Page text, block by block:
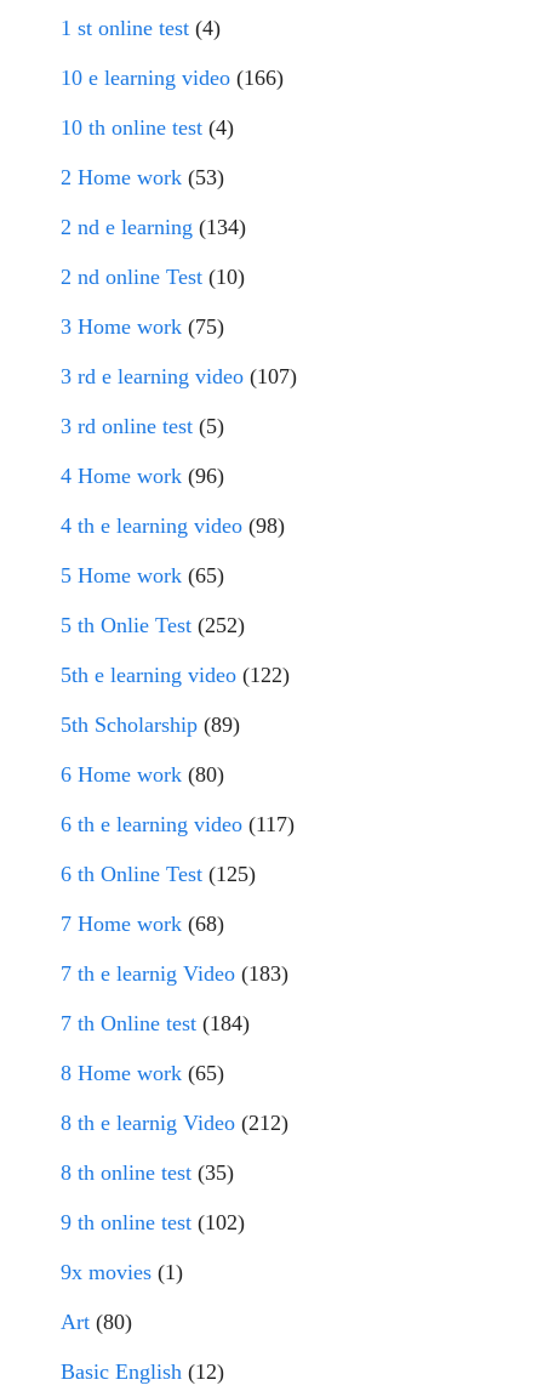
1 st online test (4)
10 e learning video (166)
10 th online test (4)
2 Home work (53)
2 nd e learning (134)
2 nd online Test (10)
3 Home work (75)
3 rd e learning video (107)
3 rd online test (5)
4 Home work (96)
4 th e learning video (98)
5 Home work (65)
5 th Onlie Test (252)
5th e learning video (122)
5th Scholarship (89)
6 Home work (80)
6 th e learning video (117)
6 th Online Test (125)
7 Home work (68)
7 th e learnig Video (183)
7 th Online test (184)
8 Home work (65)
8 th e learnig Video (212)
8 th online test (35)
9 th online test (102)
9x movies (1)
Art (80)
Basic English (12)